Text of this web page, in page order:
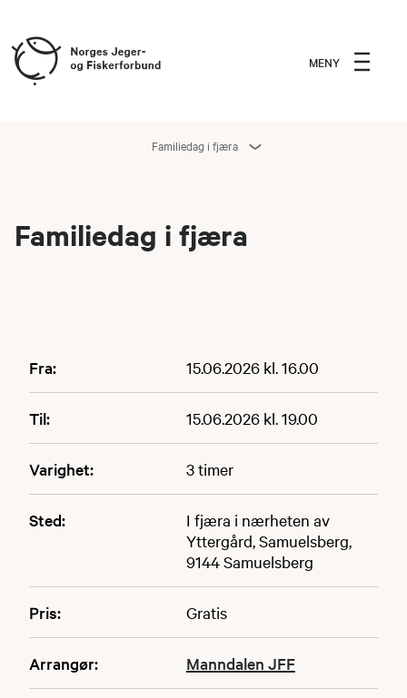
MENY
Familiedag i fjæra
Familiedag i fjæra
Fra: 15.06.2026 kl. 16.00
Til: 15.06.2026 kl. 19.00
Varighet: 3 timer
Sted:
I fjæra i nærheten av
Yttergård, Samuelsberg,
9144 Samuelsberg
Pris: Gratis
Arrangør: Manndalen JFF